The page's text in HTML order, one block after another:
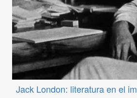
Jack London: literatura en el